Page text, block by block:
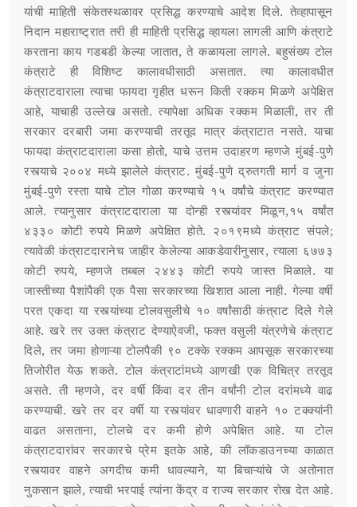
यांची माहिती संकेतस्थळावर प्रसिद्ध करण्याचे आदेश दिले. तेव्हापासून
निदान महाराष्ट्रात तरी ही माहिती प्रसिद्ध व्हायला लागली आणि कंत्राटे
करताना काय गडबडी केल्या जातात, ते कळायला लागले. बहुसंख्य टोल
कंत्राटे ही विशिष्ट कालावधीसाठी असतात. त्या कालावधीत
कंत्राटदाराला त्याचा फायदा गृहीत धरून किती रक्कम मिळणे अपेक्षित
आहे, याचाही उल्लेख असतो. त्यापेक्षा अधिक रक्कम मिळाली, तर ती
सरकार दरबारी जमा करण्याची तरतूद मात्र कंत्राटात नसते. याचा
फायदा कंत्राटदाराला कसा होतो, याचे उत्तम उदाहरण म्हणजे मुंबई-पुणे
रस्त्याचे २००४ मध्ये झालेले कंत्राट. मुंबई-पुणे द्रुतगती मार्ग व जुना
मुंबई-पुणे रस्ता याचे टोल गोळा करण्याचे १५ वर्षांचे कंत्राट करण्यात
आले. त्यानुसार कंत्राटदाराला या दोन्ही रस्त्यांवर मिळून,१५ वर्षांत
४३३० कोटी रुपये मिळणे अपेक्षित होते. २०१९मध्ये कंत्राट संपले;
त्यावेळी कंत्राटदारानेच जाहीर केलेल्या आकडेवारीनुसार, त्याला ६७७३
कोटी रुपये, म्हणजे तब्बल २४४३ कोटी रुपये जास्त मिळाले. या
जास्तीच्या पैशांपैकी एक पैसा सरकारच्या खिशात आला नाही. गेल्या वर्षी
परत एकदा या रस्त्यांच्या टोलवसुलीचे १० वर्षांसाठी कंत्राट दिले गेले
आहे. खरे तर उक्त कंत्राट देण्याऐवजी, फक्त वसुली यंत्रणेचे कंत्राट
दिले, तर जमा होणाऱ्या टोलपैकी ९० टक्के रक्कम आपसूक सरकारच्या
तिजोरीत येऊ शकते. टोल कंत्राटांमध्ये आणखी एक विचित्र तरतूद
असते. ती म्हणजे, दर वर्षी किंवा दर तीन वर्षांनी टोल दरांमध्ये वाढ
करण्याची. खरे तर दर वर्षी या रस्त्यांवर धावणारी वाहने १० टक्क्यांनी
वाढत असताना, टोलचे दर कमी होणे अपेक्षित आहे. या टोल
कंत्राटदारांवर सरकारचे प्रेम इतके आहे, की लॉकडाउनच्या काळात
रस्त्यावर वाहने अगदीच कमी धावल्याने, या बिचाऱ्यांचे जे अतोनात
नुकसान झाले, त्याची भरपाई त्यांना केंद्र व राज्य सरकार रोख देत आहे.